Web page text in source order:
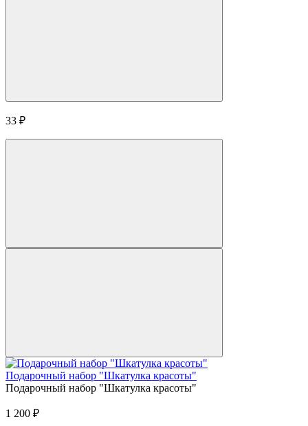
33 ₽
Подарочный набор "Шкатулка красоты"
Подарочный набор "Шкатулка красоты"
1 200 ₽